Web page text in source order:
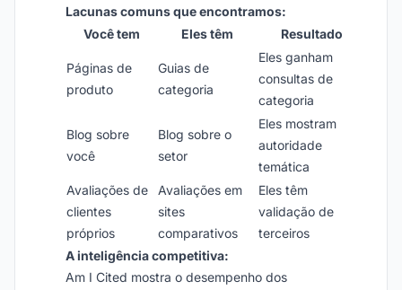
Lacunas comuns que encontramos:
Você tem
Eles têm Resultado
Páginas de
produto
Guias de
categoria
Eles ganham
consultas de
categoria
Blog sobre
você
Blog sobre o
setor
Eles mostram
autoridade
temática
Avaliações de
clientes
próprios
Avaliações em
sites
comparativos
Eles têm
validação de
terceiros
A inteligência competitiva:
Am I Cited mostra o desempenho dos